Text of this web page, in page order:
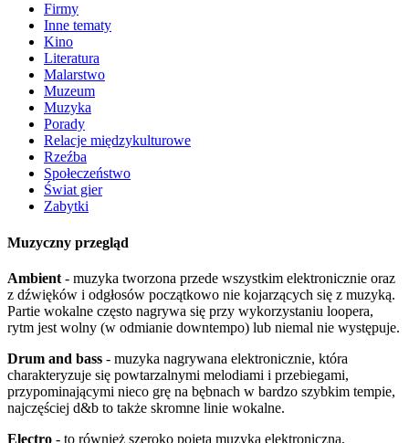
Firmy
Inne tematy
Kino
Literatura
Malarstwo
Muzeum
Muzyka
Porady
Relacje międzykulturowe
Rzeźba
Społeczeństwo
Świat gier
Zabytki
Muzyczny przegląd
Ambient - muzyka tworzona przede wszystkim elektronicznie oraz
z dźwięków i odgłosów początkowo nie kojarzących się z muzyką.
Partie wokalne często nagrywa się przy wykorzystaniu loopera,
rytm jest wolny (w odmianie downtempo) lub niemal nie występuje.
Drum and bass - muzyka nagrywana elektronicznie, która
charakteryzuje się powtarzalnymi melodiami i przebiegami,
przypominającymi nieco grę na bębnach w bardzo szybkim tempie,
najczęściej d&b to także skromne linie wokalne.
Electro - to również szeroko pojęta muzyka elektroniczna,